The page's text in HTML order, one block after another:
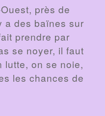
près de
a des baïnes sur
prendre par
se noyer, il faut
lutte, on se noie,
les chances de